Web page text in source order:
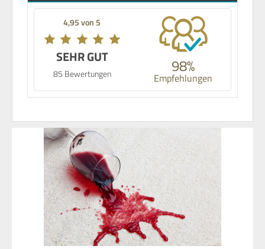
4,95 von 5
SEHR GUT
85 Bewertungen 98%
Empfehlungen